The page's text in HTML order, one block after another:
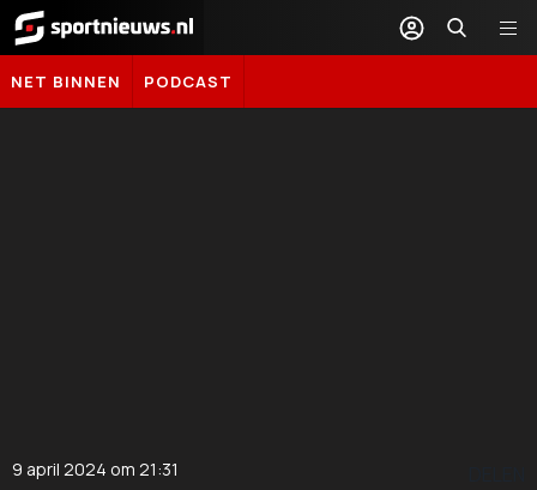
Sportnieuws.nl
NET BINNEN PODCAST
9 april 2024 om 21:31